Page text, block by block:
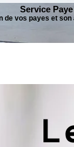
Service Paye
de vos payes et